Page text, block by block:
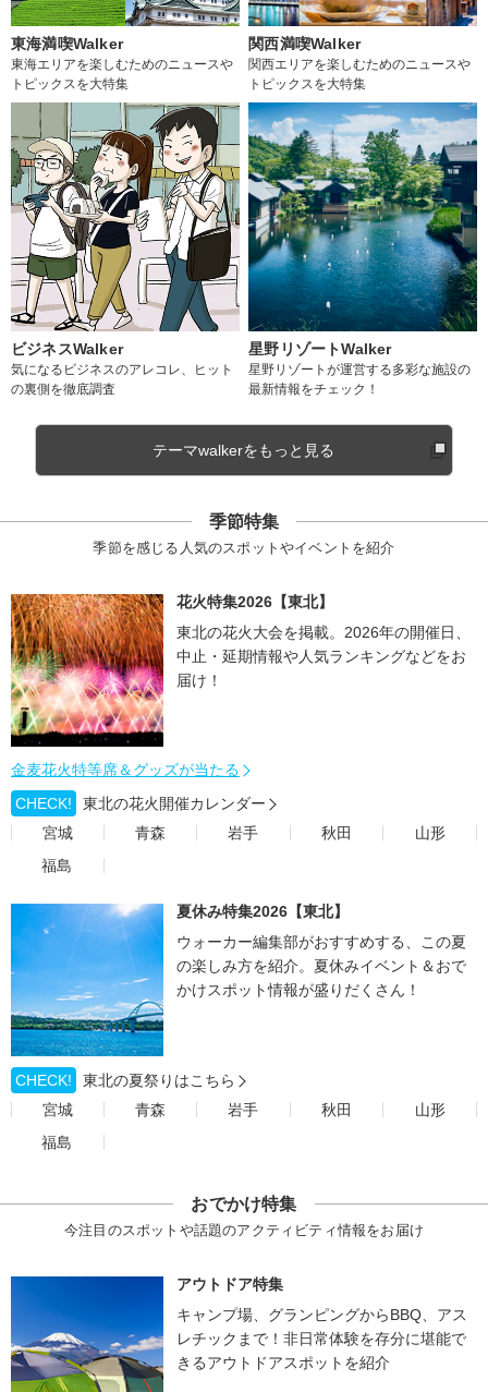
東海満喫Walker
東海エリアを楽しむためのニュースや
トピックスを大特集
関西満喫Walker
関西エリアを楽しむためのニュースや
トピックスを大特集
ビジネスWalker
気になるビジネスのアレコレ、ヒット
の裏側を徹底調査
星野リゾートWalker
星野リゾートが運営する多彩な施設の
最新情報をチェック！
テーマwalkerをもっと見る
季節特集
季節を感じる人気のスポットやイベントを紹介
花火特集2026【東北】
東北の花火大会を掲載。2026年の開催日、
中止・延期情報や人気ランキングなどをお
届け！
金麦花火特等席＆グッズが当たる
CHECK!
東北の花火開催カレンダー
宮城
青森 岩手 秋田
山形
福島
夏休み特集2026【東北】
ウォーカー編集部がおすすめする、この夏
の楽しみ方を紹介。夏休みイベント＆おで
かけスポット情報が盛りだくさん！
CHECK!
東北の夏祭りはこちら
宮城
青森 岩手 秋田
山形
福島
おでかけ特集
今注目のスポットや話題のアクティビティ情報をお届け
アウトドア特集
キャンプ場、グランピングからBBQ、アス
レチックまで！非日常体験を存分に堪能で
きるアウトドアスポットを紹介